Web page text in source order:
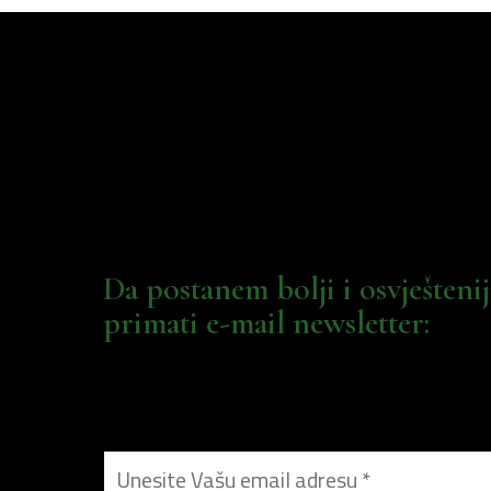
Da postanem bolji i
primati e-mail newsletter: